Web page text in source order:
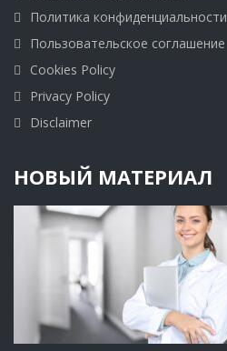
Политика конфиденциальности
Пользовательское соглашение
Cookies Policy
Privacy Policy
Disclaimer
НОВЫЙ МАТЕРИАЛ